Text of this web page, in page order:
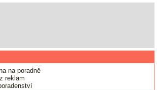
na poradně
reklam